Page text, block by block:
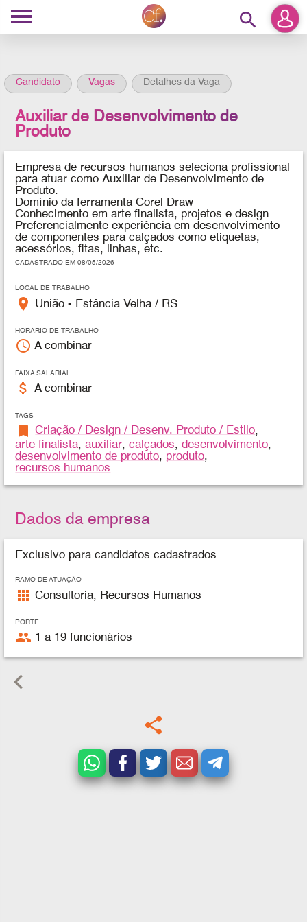
search
Candidato Vagas Detalhes da Vaga
Auxiliar de Desenvolvimento de
Produto
Empresa de recursos humanos seleciona profissional
para atuar como Auxiliar de Desenvolvimento de
Produto.
Domínio da ferramenta Corel Draw
Conhecimento em arte finalista, projetos e design
Preferencialmente experiência em desenvolvimento
de componentes para calçados como etiquetas,
acessórios, fitas, linhas, etc.
CADASTRADO EM 08/05/2026
LOCAL DE TRABALHO
place União - Estância Velha / RS
HORÁRIO DE TRABALHO
access_time A combinar
FAIXA SALARIAL
attach_money A combinar
TAGS
bookmark Criação / Design / Desenv. Produto / Estilo,
arte finalista,auxiliar,calçados,desenvolvimento,
desenvolvimento de produto, produto,
recursos humanos
Dados da empresa
Exclusivo para candidatos cadastrados
RAMO DE ATUAÇÃO
apps Consultoria, Recursos Humanos
PORTE
people 1 a 19 funcionários
keyboard_arrow_left
share